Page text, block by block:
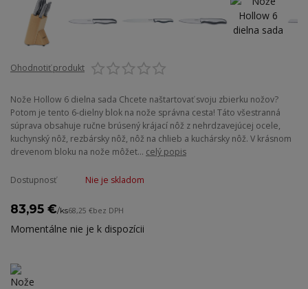
Ohodnotiť produkt
Nože Hollow 6 dielna sada Chcete naštartovať svoju zbierku nožov?
Potom je tento 6-dielny blok na nože správna cesta! Táto všestranná
súprava obsahuje ručne brúsený krájací nôž z nehrdzavejúcej ocele,
kuchynský nôž, rezbársky nôž, nôž na chlieb a kuchársky nôž. V krásnom
drevenom bloku na nože môžet... celý popis
Dostupnosť Nie je skladom
83,95 €/ks68,25 €bez DPH
Momentálne nie je k dispozícii